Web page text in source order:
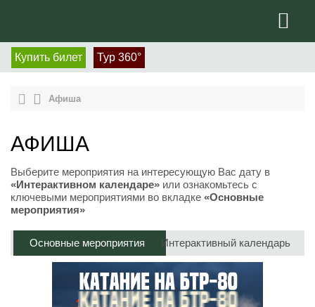
Купить билет Тур 360°
Афиша
АФИША
Выберите мероприятия на интересующую Вас дату в
«Интерактивном календаре» или ознакомьтесь с
ключевыми мероприятиями во вкладке «Основные
мероприятия»
Основные мероприятия